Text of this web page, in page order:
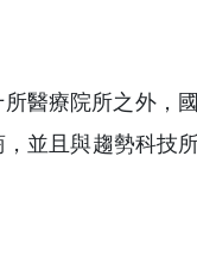
醫療院所之外，
並且與趨勢科技